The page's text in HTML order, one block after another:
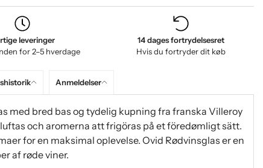
leveringer
for 2–5 hverdage
14 dages fortrydelsesret
Hvis du fortryder dit køb
Anmeldelser
med bred bas og tydelig kupning fra franska Villeroy
och aromerna att frigöras på et föredømligt sätt.
for en maksimal oplevelse. Ovid Rødvinsglas er en
af røde viner.